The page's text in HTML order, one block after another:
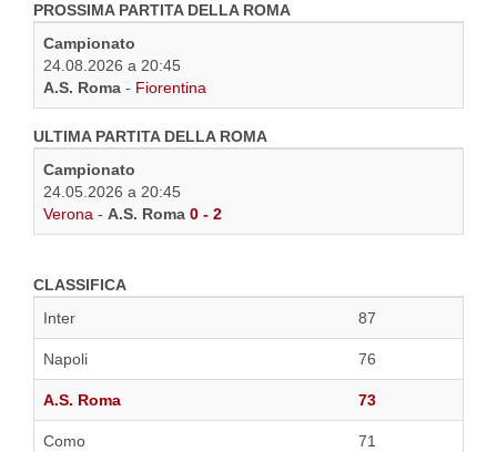
PROSSIMA PARTITA DELLA ROMA
Campionato
24.08.2026 a 20:45
A.S. Roma - Fiorentina
ULTIMA PARTITA DELLA ROMA
Campionato
24.05.2026 a 20:45
Verona - A.S. Roma 0 - 2
CLASSIFICA
Inter
87
Napoli 76
A.S. Roma 73
Como 71